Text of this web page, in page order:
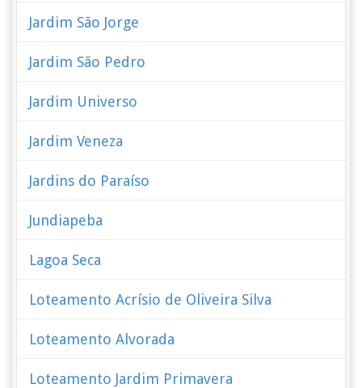
Jardim São Jorge
Jardim São Pedro
Jardim Universo
Jardim Veneza
Jardins do Paraíso
Jundiapeba
Lagoa Seca
Loteamento Acrísio de Oliveira Silva
Loteamento Alvorada
Loteamento Jardim Primavera